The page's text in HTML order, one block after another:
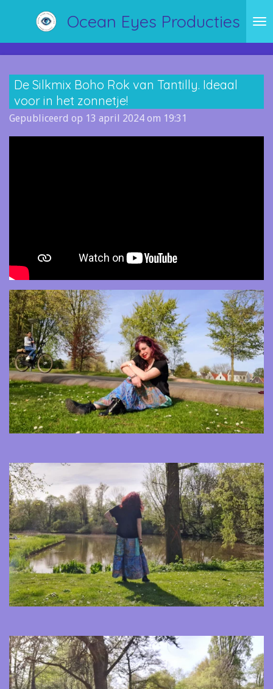
hoofdinhoud
Ocean Eyes Producties
De Silkmix Boho Rok van Tantilly. Ideaal
voor in het zonnetje!
Gepubliceerd op 13 april 2024 om 19:31